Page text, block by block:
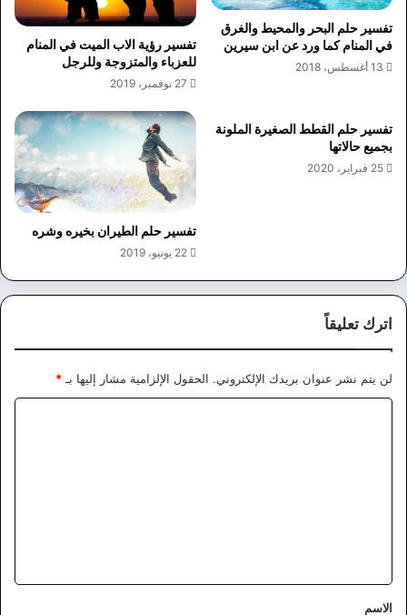
تفسير حلم البحر والمحيط والغرق
في المنام كما ورد عن ابن سيرين
13 أغسطس، 2018
تفسير رؤية الاب الميت في المنام
للعزباء والمتزوجة وللرجل
27 نوفمبر، 2019
تفسير حلم القطط الصغيرة الملونة
بجميع حالاتها
25 فبراير، 2020
تفسير حلم الطيران بخيره وشره
22 يونيو، 2019
اترك تعليقاً
لن يتم نشر عنوان بريدك الإلكتروني. الحقول الإلزامية مشار إليها بـ*
*
الاسم